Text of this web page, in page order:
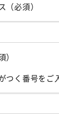
（必須）
つく番号をご